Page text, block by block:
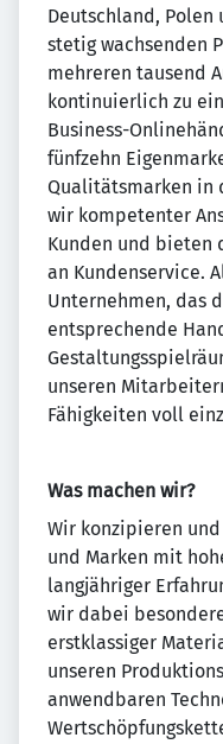
Deutschland, Polen
stetig wachsenden
mehreren tausend
kontinuierlich zu
Business-
fünfzehn
Qualitätsmarken in
wir kompetenter
Kunden und bieten
an Kundenservice.
Unternehmen, das
entsprechende
unseren
Fähigkeiten voll
Was machen wir?
Wir konzipieren
und Marken mit
langjähriger
wir dabei
erstklassiger
unseren
anwendbaren